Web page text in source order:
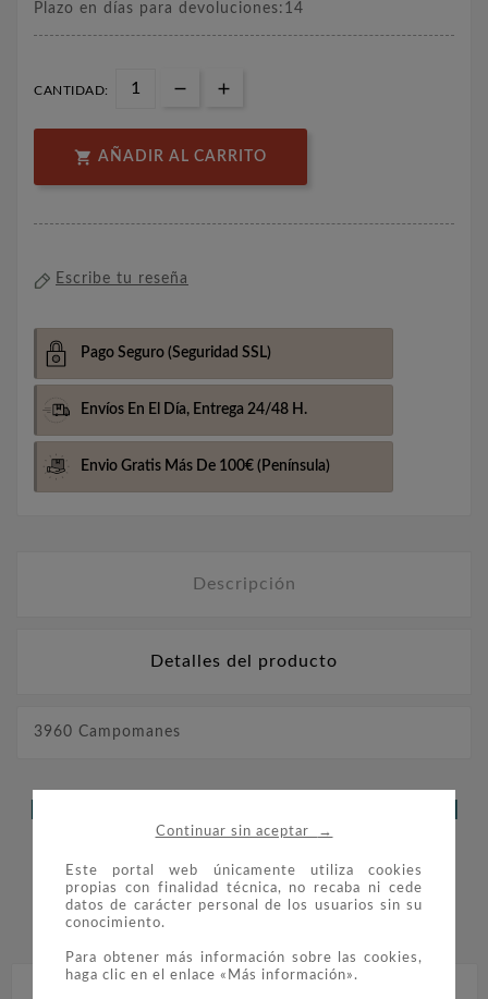
Continuar sin aceptar →
Este portal web únicamente utiliza cookies
propias con finalidad técnica, no recaba ni cede
datos de carácter personal de los usuarios sin su
conocimiento.
Para obtener más información sobre las cookies,
haga clic en el enlace «Más información».
Plazo en días para devoluciones:14
CANTIDAD:
 AÑADIR AL CARRITO
Escribe tu reseña
Pago Seguro (Seguridad SSL)
Envíos En El Día, Entrega 24/48 H.
Envio Gratis Más De 100€ (Península)
Descripción
Detalles del producto
3960 Campomanes
COMPRARON: